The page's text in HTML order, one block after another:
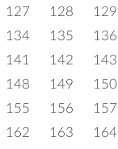
127 128 129
134 135 136
141 142 143
148 149 150
155 156 157
162 163 164